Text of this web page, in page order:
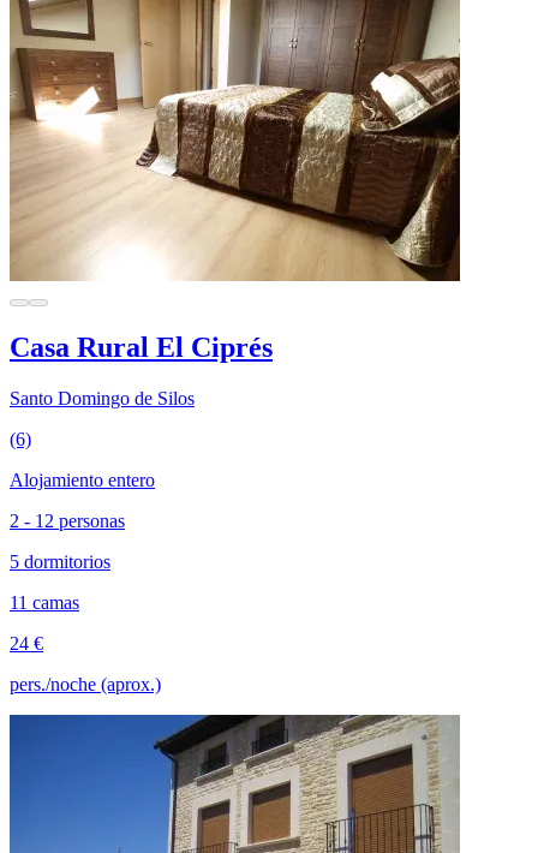
Casa Rural El Ciprés
Santo Domingo de Silos
(6)
Alojamiento entero
2 - 12 personas
5 dormitorios
11 camas
24 €
pers./noche (aprox.)